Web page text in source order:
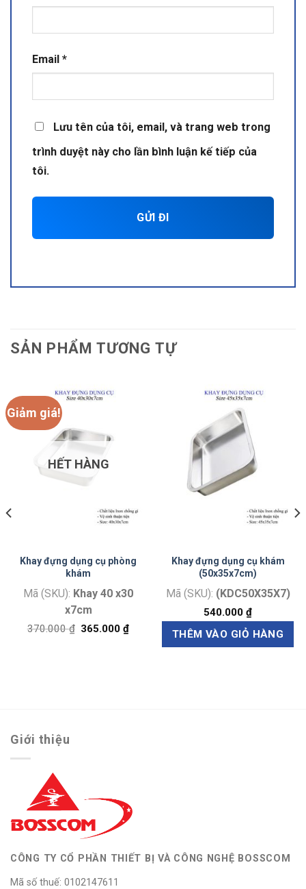
Email *
Lưu tên của tôi, email, và trang web trong
trình duyệt này cho lần bình luận kế tiếp của
tôi.
SẢN PHẨM TƯƠNG TỰ
Giảm giá!
HẾT HÀNG
Khay đựng dụng cụ phòng
khám
Mã (SKU): Khay 40 x30
x7cm
370.000₫ Giá
365.000₫Giá
Khay đựng dụng cụ khám
(50x35x7cm)
Mã (SKU): (KDC50X35X7)
540.000 ₫
THÊM VÀO GIỎ HÀNG
Giới thiệu
CÔNG TY CỔ PHẦN THIẾT BỊ VÀ CÔNG NGHỆ BOSSCOM
Mã số thuế: 0102147611